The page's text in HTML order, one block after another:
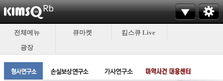
전체메뉴 큐마켓
킴스큐 Live
광장